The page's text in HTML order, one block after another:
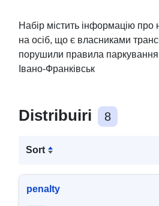
Набір містить інформацію
на осіб, що є власниками
порушили правила паркування
Івано-Франківськ
Distribuiri 8
Sort
penalty